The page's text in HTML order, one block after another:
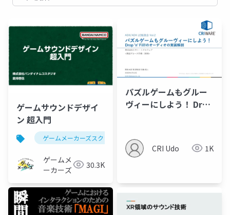
ゲームサウンドデザイ
ン 超入門
ゲームメーカーズスクランブル
ゲームメ
ーカーズ
30.3K
パズルゲームもグルー
ヴィーにしよう！ Drop
CRI Udo 1K